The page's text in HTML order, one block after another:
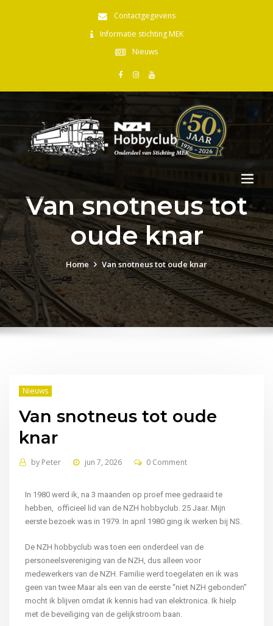
Contactgegevens
Informatie stichting MEK
Nieuws
Van snotneus tot
oude knar
Home Van snotneus tot oude knar
Nieuws
Van snotneus tot oude
knar
by Peter jun 7, 2026 0 Comment
In 1980 werd ik, na 3 maanden op proef mee gedraaid te
hebben, officieel lid van de NZH hobbyclub. 25 Jaar. Mijn
eerste bezoek was in 1979. In april 1980 ging ik werken bij NS.
De NZH hobbyclub was toen een onderdeel van de
personeelsvereniging van de NZH, dus alleen voor
medewerkers van de NZH. Familie werd toegelaten en ik was
geen van twee Maar als een van de eerste “niet NZH gebonden”
mocht ik blijven omdat ik kennis had van elektronica. Ik hielp
met de beveiliging van de gelijkstroom baan.